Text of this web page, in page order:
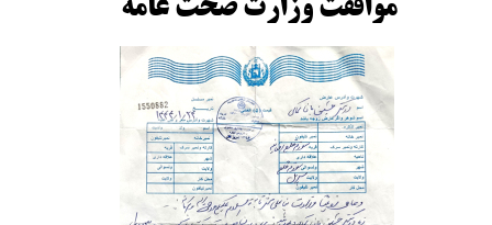
موافقت وزارت صحت عامه